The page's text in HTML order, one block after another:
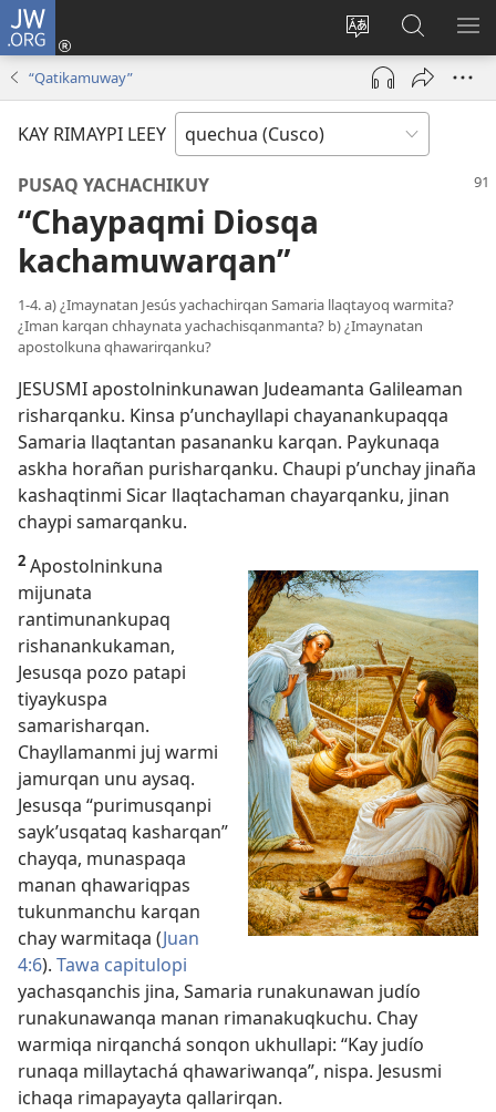
JW.ORG
Direccionpi
akllay
Sutiykiwan
jaykuy
(abre
nueva
JW.ORG
nisqapi
maskhay
“Qatikamuway”
KAY RIMAYPI LEEY
PUSAQ YACHACHIKUY
“Chaypaqmi Diosqa
kachamuwarqan”
1-4. a) ¿Imaynatan Jesús yachachirqan Samaria llaqtayoq warmita?
¿Iman karqan chhaynata yachachisqanmanta? b) ¿Imaynatan
apostolkuna qhawarirqanku?
JESUSMI apostolninkunawan Judeamanta Galileaman
risharqanku. Kinsa p’unchayllapi chayanankupaqqa
Samaria llaqtantan pasananku karqan. Paykunaqa
askha horañan purisharqanku. Chaupi p’unchay jinaña
kashaqtinmi Sicar llaqtachaman chayarqanku, jinan
chaypi samarqanku.
2 Apostolninkuna
mijunata
rantimunankupaq
rishanankukaman,
Jesusqa pozo patapi
tiyaykuspa
samarisharqan.
Chayllamanmi juj warmi
jamurqan unu aysaq.
Jesusqa “purimusqanpi
sayk’usqataq kasharqan”
chayqa, munaspaqa
manan qhawariqpas
tukunmanchu karqan
chay warmitaqa (Juan
4:6). Tawa capitulopi
yachasqanchis jina, Samaria runakunawan judío
runakunawanqa manan rimanakuqkuchu. Chay
warmiqa nirqanchá sonqon ukhullapi: “Kay judío
runaqa millaytachá qhawariwanqa”, nispa. Jesusmi
ichaqa rimapayayta qallarirqan.